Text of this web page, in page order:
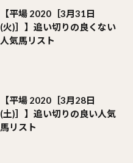
【平場 2020［3月31日
(火)］】追い切りの良くない
人気馬リスト
【平場 2020［3月28日
(土)］】追い切りの良い人気
馬リスト